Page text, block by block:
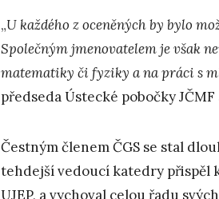
„U každého z oceněných by bylo
Společným jmenovatelem je však
matematiky či fyziky a na práci s
předseda Ústecké pobočky
Čestným členem ČGS se stal
tehdejší vedoucí katedry přispěl
UJEP, a vychoval celou řadu